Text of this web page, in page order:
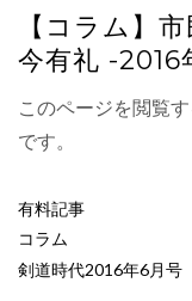
【コラム】
今有礼 -2016
このページを閲覧
です。
有料記事
コラム
剣道時代2016年6月号